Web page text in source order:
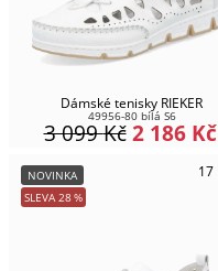
Dámské tenisky RIEKER
49956-80 bílá S6
2 186 Kč
3 099Kč
NOVINKA
SLEVA 28%